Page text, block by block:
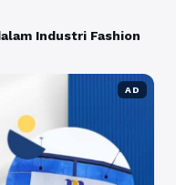
Industri Fashion
AD